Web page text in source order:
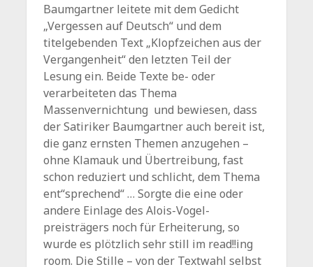
Baumgartner leitete mit dem Gedicht
„Vergessen auf Deutsch“ und dem
titelgebenden Text „Klopfzeichen aus der
Vergangenheit“ den letzten Teil der
Lesung ein. Beide Texte be- oder
verarbeiteten das Thema
Massenvernichtung und bewiesen, dass
der Satiriker Baumgartner auch bereit ist,
die ganz ernsten Themen anzugehen –
ohne Klamauk und Übertreibung, fast
schon reduziert und schlicht, dem Thema
ent“sprechend“ … Sorgte die eine oder
andere Einlage des Alois-Vogel-
preisträgers noch für Erheiterung, so
wurde es plötzlich sehr still im read!!ing
room. Die Stille – von der Textwahl selbst